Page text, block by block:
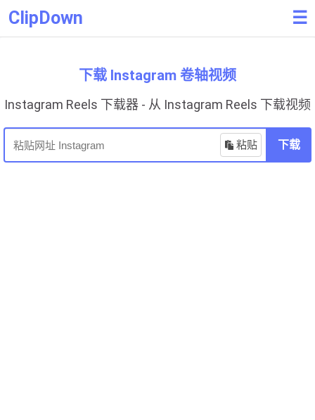
ClipDown ☰
下载 Instagram 卷轴视频
Instagram Reels 下载器 - 从 Instagram Reels 下载视频
粘贴 下载